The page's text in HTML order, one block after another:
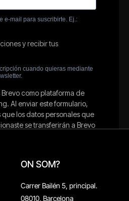
ON SOM?
Carrer Bailén 5, principal.
08010, Barcelona